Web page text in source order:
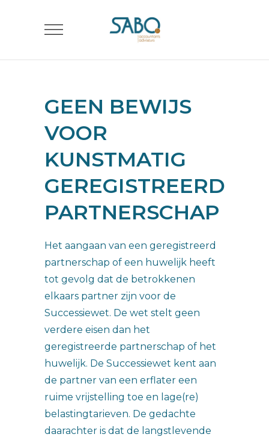
GEEN BEWIJS
VOOR
KUNSTMATIG
GEREGISTREERD
PARTNERSCHAP
Het aangaan van een geregistreerd
partnerschap of een huwelijk heeft
tot gevolg dat de betrokkenen
elkaars partner zijn voor de
Successiewet. De wet stelt geen
verdere eisen dan het
geregistreerde partnerschap of het
huwelijk. De Successiewet kent aan
de partner van een erflater een
ruime vrijstelling toe en lage(re)
belastingtarieven. De gedachte
daarachter is dat de langstlevende